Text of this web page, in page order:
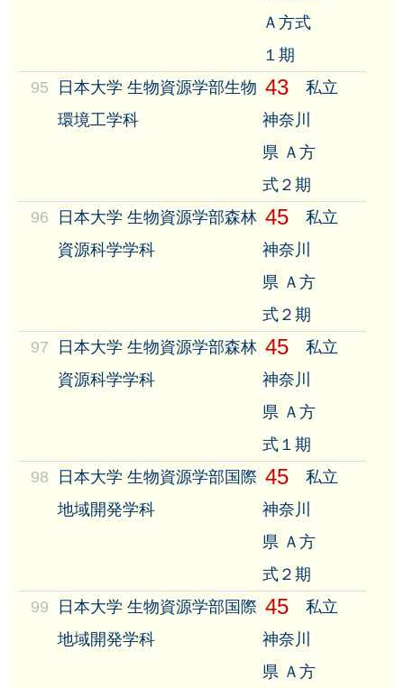
Ａ方式
１期
95
日本大学 生物資源学部生物
環境工学科
43
私立
神奈川
県 Ａ方
式２期
96
日本大学 生物資源学部森林
資源科学学科
45
私立
神奈川
県 Ａ方
式２期
97
日本大学 生物資源学部森林
資源科学学科
45
私立
神奈川
県 Ａ方
式１期
98
日本大学 生物資源学部国際
地域開発学科
45
私立
神奈川
県 Ａ方
式２期
99
日本大学 生物資源学部国際
地域開発学科
45
私立
神奈川
県 Ａ方